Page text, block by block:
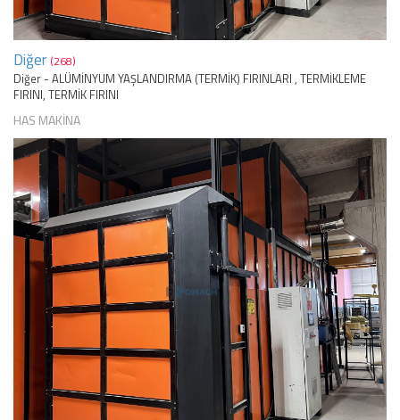
Diğer (268)
Diğer - ALÜMİNYUM YAŞLANDIRMA (TERMİK) FIRINLARI , TERMİKLEME
FIRINI, TERMİK FIRINI
HAS MAKİNA